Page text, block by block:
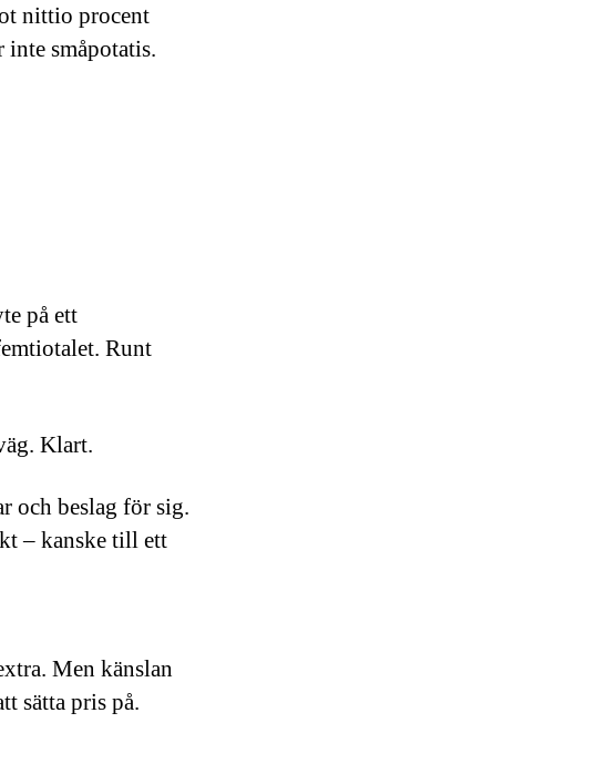
nittio procent
småpotatis.
på ett
Runt
Klart.
och beslag för sig.
– kanske till ett
Men känslan
sätta pris på.